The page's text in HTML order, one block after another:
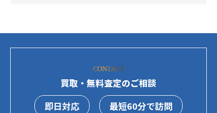
CONTACT
買取・無料査定のご相談
即日対応
最短60分で訪問